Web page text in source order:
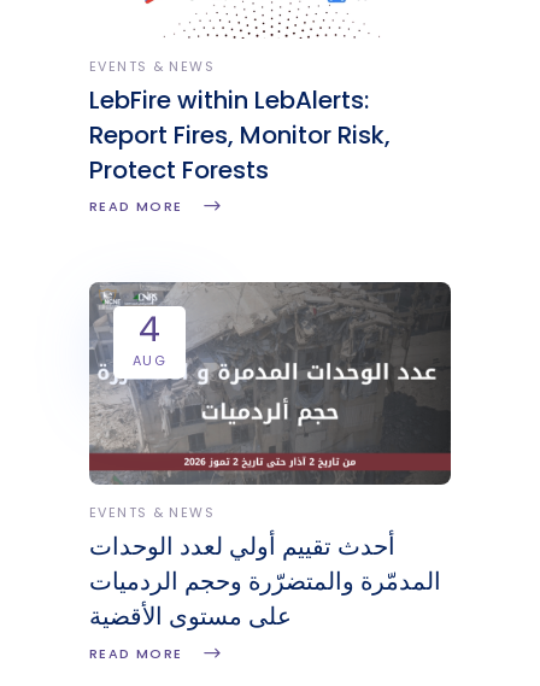
EVENTS & NEWS
LebFire within LebAlerts:
Report Fires, Monitor Risk,
Protect Forests
READ MORE
4
AUG
EVENTS & NEWS
أحدث تقييم أولي لعدد الوحدات
المدمّرة والمتضرّرة وحجم الردميات
على مستوى الأقضية
READ MORE